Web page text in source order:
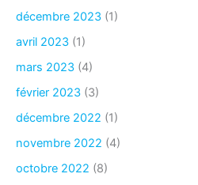
décembre 2023 (1)
avril 2023 (1)
mars 2023 (4)
février 2023 (3)
décembre 2022 (1)
novembre 2022 (4)
octobre 2022 (8)